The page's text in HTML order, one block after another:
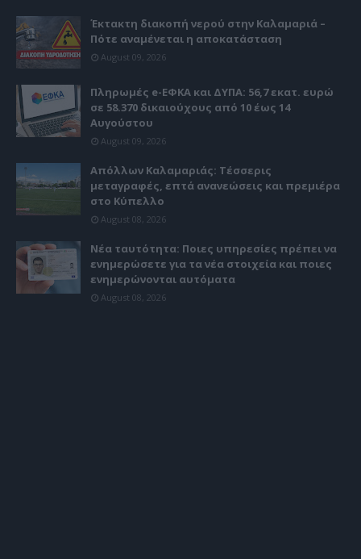
Έκτακτη διακοπή νερού στην Καλαμαριά –
Πότε αναμένεται η αποκατάσταση
August 09, 2026
Πληρωμές e-ΕΦΚΑ και ΔΥΠΑ: 56,7 εκατ. ευρώ
σε 58.370 δικαιούχους από 10 έως 14
Αυγούστου
August 09, 2026
Απόλλων Καλαμαριάς: Τέσσερις
μεταγραφές, επτά ανανεώσεις και πρεμιέρα
στο Κύπελλο
August 08, 2026
Νέα ταυτότητα: Ποιες υπηρεσίες πρέπει να
ενημερώσετε για τα νέα στοιχεία και ποιες
ενημερώνονται αυτόματα
August 08, 2026